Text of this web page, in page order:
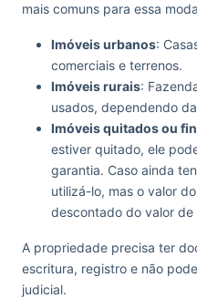
mais comuns para essa
Imóveis urbanos:
comerciais e terrenos.
Imóveis rurais:
usados, dependendo
Imóveis quitados ou
estiver quitado, ele
garantia. Caso ainda
utilizá-lo, mas o valor
descontado do valor de
A propriedade precisa ter
escritura, registro e não
judicial.